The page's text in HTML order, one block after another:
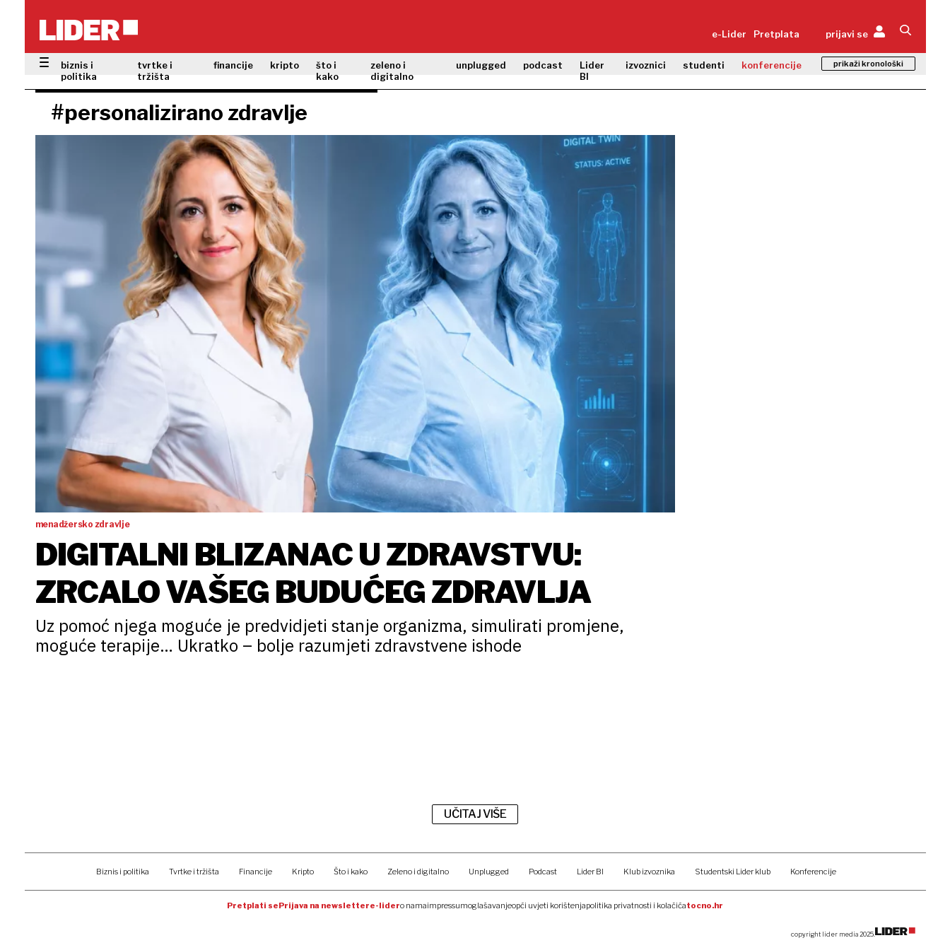
e-Lider Pretplata prijavi se
biznis i
politika
tvrtke i
tržišta
financije kripto
što i
kako
zeleno i
digitalno
unplugged podcast
Lider
BI
izvoznici studenti konferencije prikaži kronološki
#personalizirano zdravlje
menadžersko zdravlje
DIGITALNI BLIZANAC U ZDRAVSTVU:
ZRCALO VAŠEG BUDUĆEG ZDRAVLJA
Uz pomoć njega moguće je predvidjeti stanje organizma, simulirati promjene,
moguće terapije… Ukratko – bolje razumjeti zdravstvene ishode
UČITAJ VIŠE
Biznis i politika Tvrtke i tržišta Financije Kripto Što i kako Zeleno i digitalno Unplugged Podcast Lider BI Klub izvoznika Studentski Lider klub Konferencije
Pretplati sePrijava na newslettere-lidero namaimpressumoglašavanjeopći uvjeti korištenjapolitika privatnosti i kolačićatocno.hr
copyright lider media 2025.